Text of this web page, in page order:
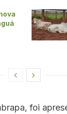
foi